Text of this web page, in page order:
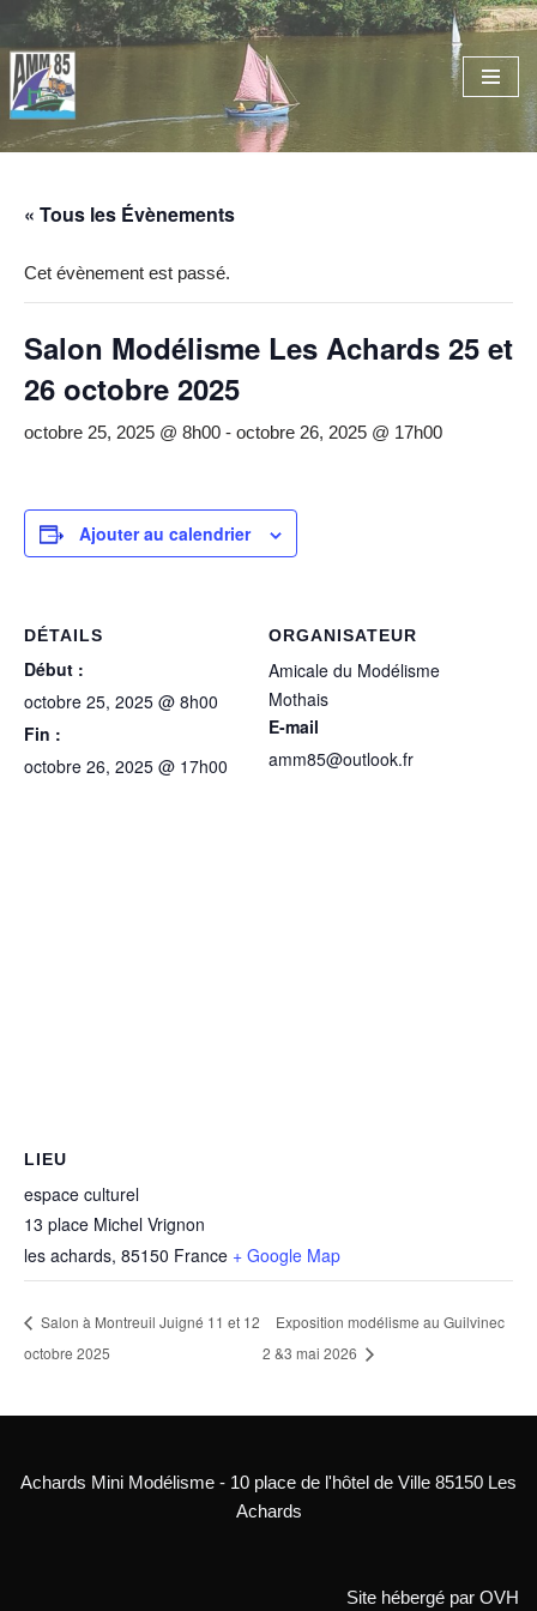
Aller
au
contenu
« Tous les Évènements
Cet évènement est passé.
Salon Modélisme Les Achards 25 et
26 octobre 2025
octobre 25, 2025 @ 8h00 - octobre 26, 2025 @ 17h00
Ajouter au calendrier
DÉTAILS
Début :
octobre 25, 2025 @ 8h00
Fin :
octobre 26, 2025 @ 17h00
ORGANISATEUR
Amicale du Modélisme
Mothais
E-mail
amm85@outlook.fr
LIEU
espace culturel
13 place Michel Vrignon
les achards, 85150 France + Google Map
Salon à Montreuil Juigné 11 et 12
octobre 2025
Exposition modélisme au Guilvinec
2 &3 mai 2026
Achards Mini Modélisme - 10 place de l'hôtel de Ville 85150 Les
Achards
Site hébergé par OVH